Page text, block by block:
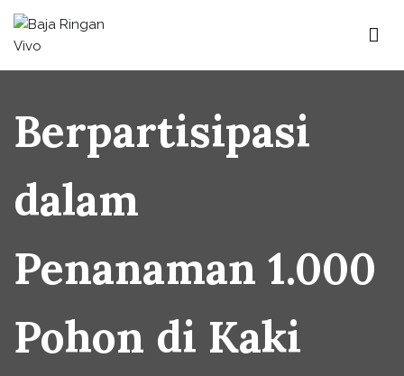
Skip
content
Baja Ringan Vivo
Website Baja Ringan Vivo
Berpartisipasi
dalam
Penanaman 1.000
Pohon di Kaki